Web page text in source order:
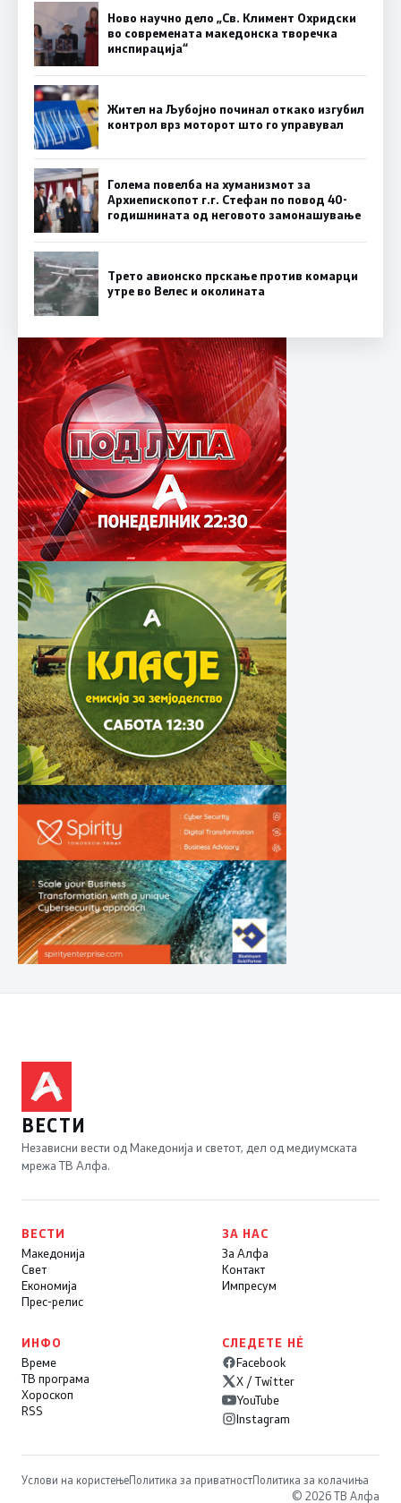
Ново научно дело „Св. Климент Охридски
во современата македонска творечка
инспирација“
Жител на Љубојно починал откако изгубил
контрол врз моторот што го управувал
Голема повелба на хуманизмот за
Архиепископот г.г. Стефан по повод 40-
годишнината од неговото замонашување
Трето авионско прскање против комарци
утре во Велес и околината
ВЕСТИ
Независни вести од Македонија и светот, дел од медиумската
мрежа ТВ Алфа.
ВЕСТИ
Македонија
Свет
Економија
Прес-релис
ЗА НАС
За Алфа
Контакт
Импресум
ИНФО
Време
ТВ програма
Хороскоп
RSS
СЛЕДЕТЕ НÉ
Facebook
X / Twitter
YouTube
Instagram
Услови на користењеПолитика за приватностПолитика за колачиња
© 2026 ТВ Алфа